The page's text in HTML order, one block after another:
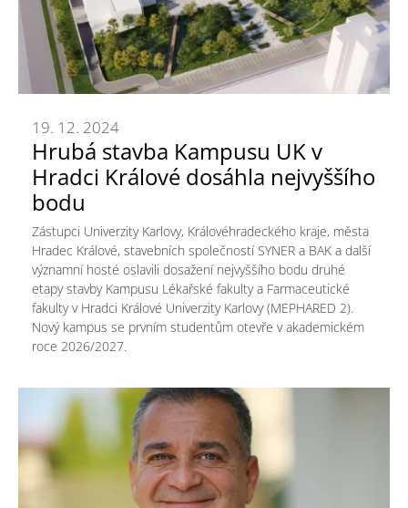
Hrubá stavba Kampusu UK v
Hradci Králové dosáhla nejvyššího
bodu
19. 12. 2024
Zástupci Univerzity Karlovy, Královéhradeckého kraje, města
Hradec Králové, stavebních společností SYNER a BAK a další
významní hosté oslavili dosažení nejvyššího bodu druhé
etapy stavby Kampusu Lékařské fakulty a Farmaceutické
fakulty v Hradci Králové Univerzity Karlovy (MEPHARED 2).
Nový kampus se prvním studentům otevře v akademickém
roce 2026/2027.